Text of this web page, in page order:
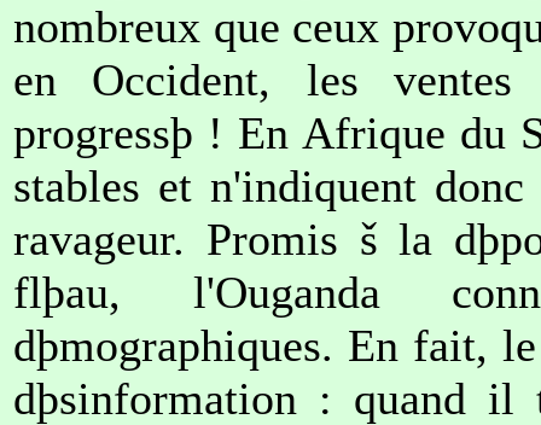
nombreux que ceux
en Occident, les
progressþ ! En Afrique du
stables et n'indiquent
ravageur. Promis š la
flþau, l'Ouganda
dþmographiques. En fait,
dþsinformation : quand il